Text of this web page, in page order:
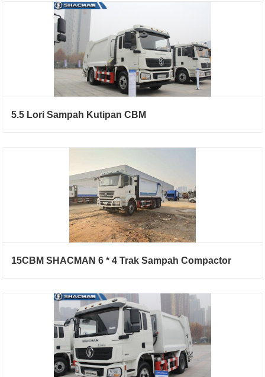
5.5 Lori Sampah Kutipan CBM
15CBM SHACMAN 6 * 4 Trak Sampah Compactor